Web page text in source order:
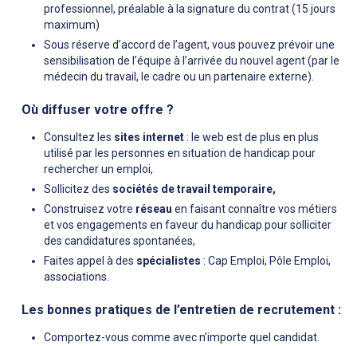
professionnel, préalable à la signature du contrat (15 jours
maximum)
Sous réserve d’accord de l’agent, vous pouvez prévoir une
sensibilisation de l’équipe à l’arrivée du nouvel agent (par le
médecin du travail, le cadre ou un partenaire externe).
Où diffuser votre offre ?
Consultez les sites internet: le web est de plus en plus
utilisé par les personnes en situation de handicap pour
rechercher un emploi,
Sollicitez des sociétés de travail temporaire,
Construisez votre réseau en faisant connaître vos métiers
et vos engagements en faveur du handicap pour solliciter
des candidatures spontanées,
Faites appel à des spécialistes : Cap Emploi, Pôle Emploi,
associations.
Les bonnes pratiques de l’entretien de recrutement :
Comportez-vous comme avec n’importe quel candidat.